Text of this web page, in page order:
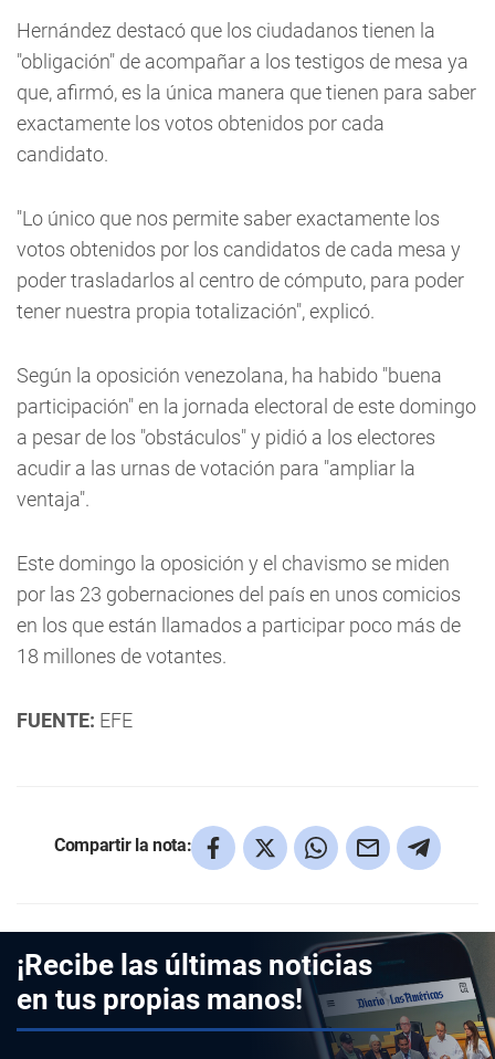
Hernández destacó que los ciudadanos tienen la
"obligación" de acompañar a los testigos de mesa ya
que, afirmó, es la única manera que tienen para saber
exactamente los votos obtenidos por cada
candidato.
"Lo único que nos permite saber exactamente los
votos obtenidos por los candidatos de cada mesa y
poder trasladarlos al centro de cómputo, para poder
tener nuestra propia totalización", explicó.
Según la oposición venezolana, ha habido "buena
participación" en la jornada electoral de este domingo
a pesar de los "obstáculos" y pidió a los electores
acudir a las urnas de votación para "ampliar la
ventaja".
Este domingo la oposición y el chavismo se miden
por las 23 gobernaciones del país en unos comicios
en los que están llamados a participar poco más de
18 millones de votantes.
FUENTE: EFE
Compartir la nota:
¡Recibe las últimas noticias
en tus propias manos!